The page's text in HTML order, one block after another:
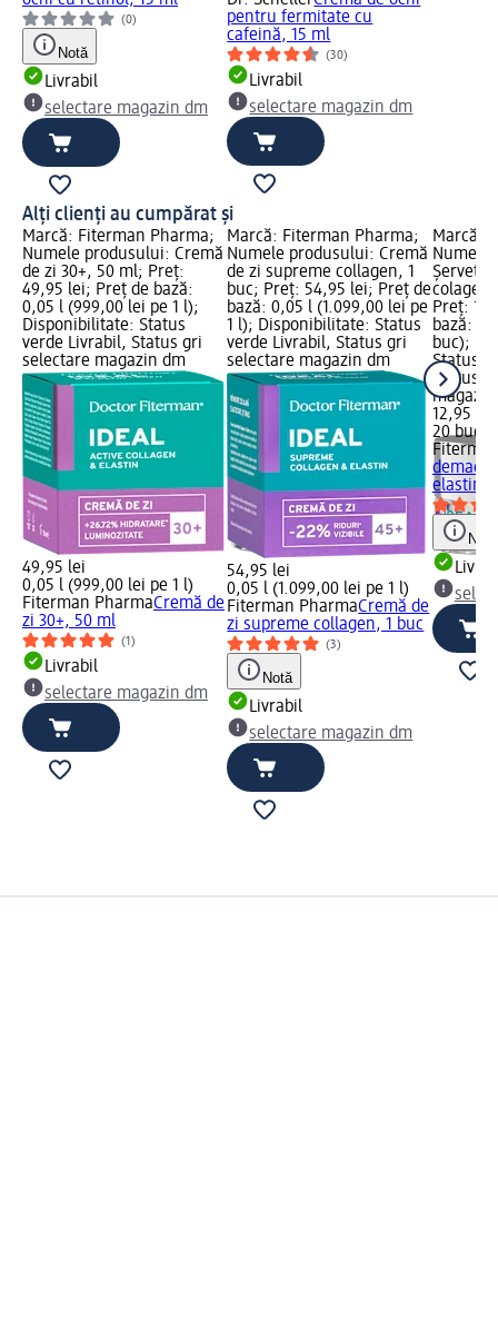
(0)
Notă
Livrabil
selectare magazin dm
pentru fermitate cu
cafeină, 15 ml
(30)
Livrabil
selectare magazin dm
Alți clienți au cumpărat și
Marcă: Fiterman Pharma;
Numele produsului: Cremă
de zi 30+, 50 ml; Preț:
49,95 lei; Preț de bază:
0,05 l (999,00 lei pe 1 l);
Disponibilitate: Status
verde Livrabil, Status gri
selectare magazin dm
49,95 lei
0,05 l (999,00 lei pe 1 l)
Fiterman PharmaCremă de
zi 30+, 50 ml
(1)
Livrabil
selectare magazin dm
Marcă: Fiterman Pharma;
Numele produsului: Cremă
de zi supreme collagen, 1
buc; Preț: 54,95 lei; Preț de
bază: 0,05 l (1.099,00 lei pe
1 l); Disponibilitate: Status
verde Livrabil, Status gri
selectare magazin dm
54,95 lei
0,05 l (1.099,00 lei pe 1 l)
Fiterman PharmaCremă de
zi supreme collagen, 1 buc
(3)
Notă
Livrabil
selectare magazin dm
Marcă:
Numele
colagen
Preț:
bază:
buc);
Status
Status
12,95 lei
20 buc
elastină,
Notă